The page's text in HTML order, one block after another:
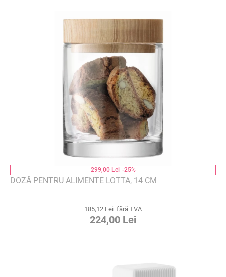
299,00 Lei -25%
DOZĂ PENTRU ALIMENTE LOTTA, 14 CM
185,12 Lei fără TVA
224,00 Lei